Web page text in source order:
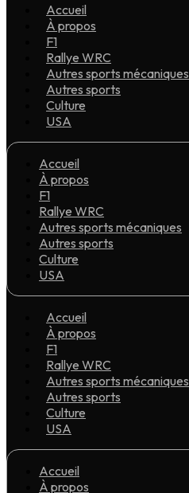
Accueil
À propos
F1
Rallye WRC
Autres sports mécaniques
Autres sports
Culture
USA
Accueil
À propos
F1
Rallye WRC
Autres sports mécaniques
Autres sports
Culture
USA
Accueil
À propos
F1
Rallye WRC
Autres sports mécaniques
Autres sports
Culture
USA
Accueil
À propos